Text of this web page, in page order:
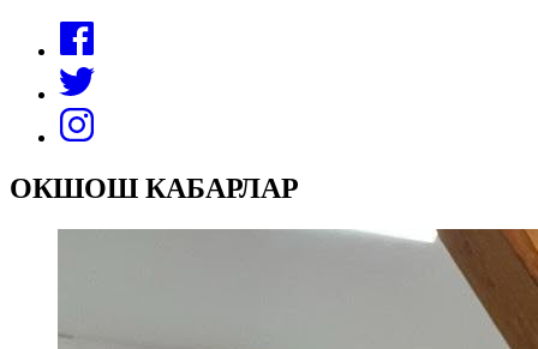
ОКШОШ КАБАРЛАР